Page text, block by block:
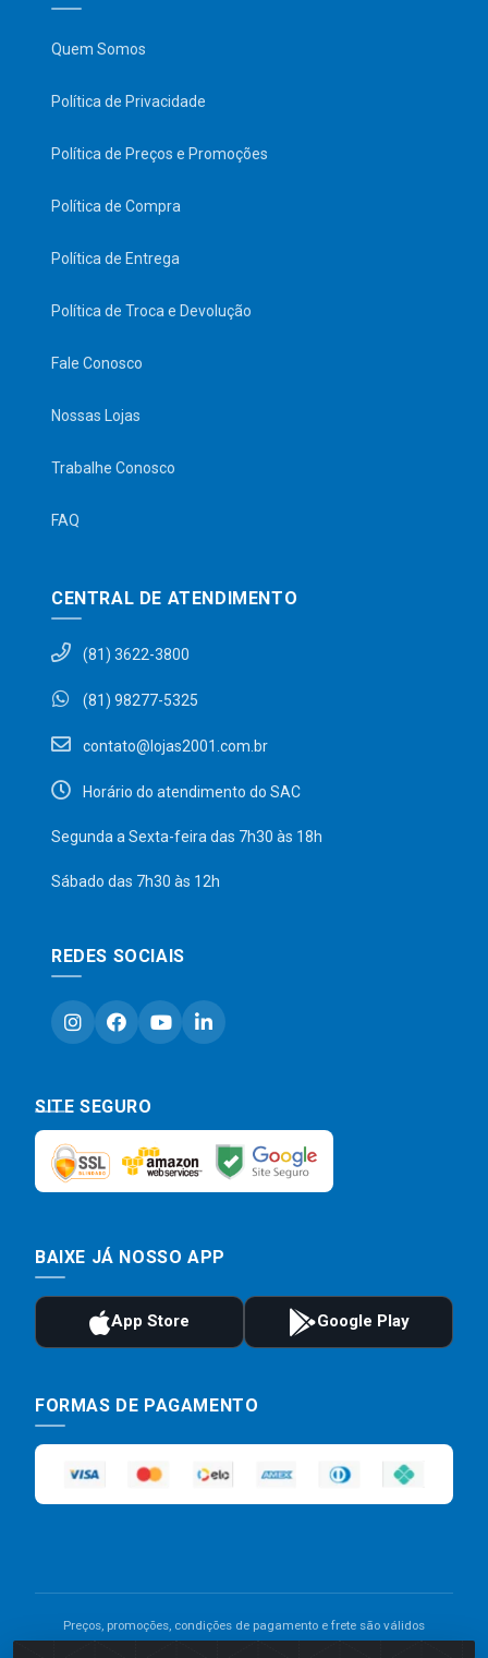
Quem Somos
Política de Privacidade
Política de Preços e Promoções
Política de Compra
Política de Entrega
Política de Troca e Devolução
Fale Conosco
Nossas Lojas
Trabalhe Conosco
FAQ
CENTRAL DE ATENDIMENTO
(81) 3622-3800
(81) 98277-5325
contato@lojas2001.com.br
Horário do atendimento do SAC
Segunda a Sexta-feira das 7h30 às 18h
Sábado das 7h30 às 12h
REDES SOCIAIS
SITE SEGURO
BAIXE JÁ NOSSO APP
FORMAS DE PAGAMENTO
Preços, promoções, condições de pagamento e frete são válidos